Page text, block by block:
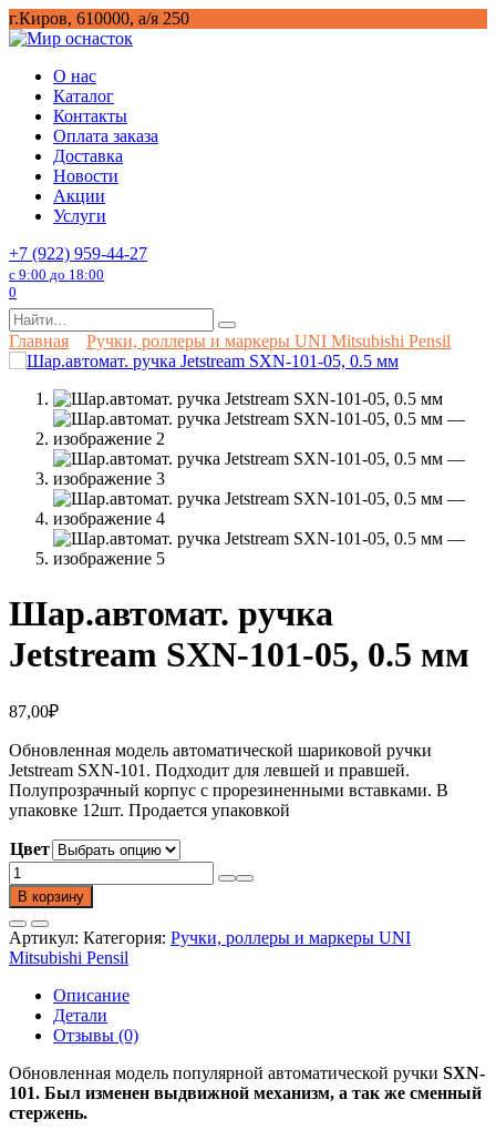
Перейти
к
г.Киров, 610000, а/я 250
О нас
Каталог
Контакты
Оплата заказа
Доставка
Новости
Акции
Услуги
+7 (922) 959-44-27
с 9:00 до 18:00
0
Search
for:
Главная Ручки, роллеры и маркеры UNI Mitsubishi Pensil
Шар.автомат. ручка
Jetstream SXN-101-05, 0.5 мм
87,00₽
Обновленная модель автоматической шариковой ручки
Jetstream SXN-101. Подходит для левшей и правшей.
Полупрозрачный корпус с прорезиненными вставками. В
упаковке 12шт. Продается упаковкой
Цвет
Количество
товара
Шар.автомат.
ручка
Jetstream
SXN-
101-
В корзину
Артикул: Категория: Ручки, роллеры и маркеры UNI
Mitsubishi Pensil
Описание
Детали
Отзывы (0)
Обновленная модель популярной автоматической ручки SXN-
101. Был изменен выдвижной механизм, а так же сменный
стержень.